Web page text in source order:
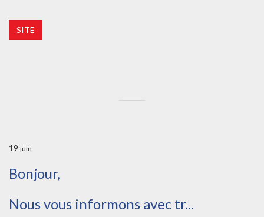
SITE
19 juin
Bonjour,
Nous vous informons avec tr...